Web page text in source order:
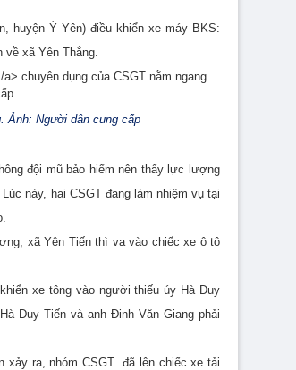
huyện Ý Yên) điều khiển xe máy BKS:
về xã Yên Thắng.
Ảnh: Người dân cung cấp
đội mũ bảo hiểm nên thấy lực lượng
này, hai CSGT đang làm nhiệm vụ tại
xã Yên Tiến thì va vào chiếc xe ô tô
xe tông vào người thiếu úy Hà Duy
Duy Tiến và anh Đinh Văn Giang phải
xảy ra, nhóm CSGT đã lên chiếc xe tải